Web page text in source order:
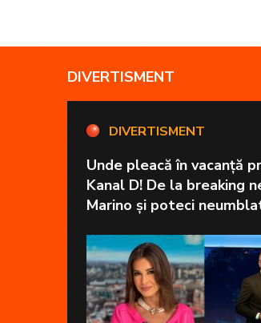
DIVERTISMENT
DIVERTISMENT
Unde pleacă în vacanță
Kanal D! De la breaking
Marino și poteci